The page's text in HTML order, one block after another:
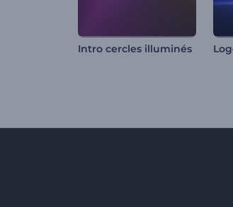
Intro cercles illuminés